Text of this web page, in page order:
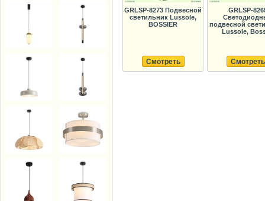
GRLSP-8273 Подвесной
светильник Lussole,
BOSSIER
Смотреть
GRLSP-
подвесной
Lussole,
Смотреть